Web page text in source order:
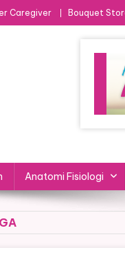
Caregiver Bouquet
Anatomi Fisiologi